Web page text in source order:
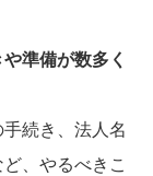
準備が数多く
続き、法人名
、やるべきこ